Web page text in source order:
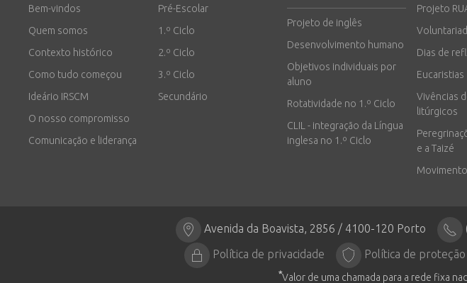
Bem-vindos
Quem somos
Contexto histórico
Como tudo começou
Ideário IRSCM
O nosso compromisso
Comunicação e liderança
Pré-Escolar
1.º Ciclo
2.º Ciclo
3.º Ciclo
Secundário
Projeto de inglês
Desenvolvimento humano
Objetivos individuais por
aluno
Rotatividade no 1.º Ciclo
CLIL - integração da Língua
inglesa no 1.º Ciclo
Projeto
Dias de
Eucaristias
Vivências
litúrgicos
e a Taizé
Avenida da Boavista, 2856 / 4100-120 Porto
Política de privacidade
Política de
*Valor de uma chamada para a rede fixa